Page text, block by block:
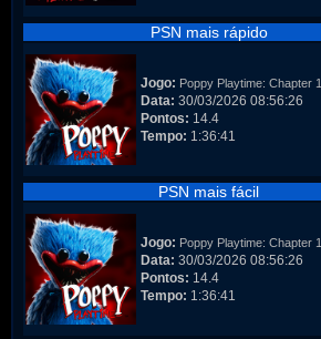
PSN mais rápido
Jogo: Poppy Playtime: Chapter 1
Data: 30/03/2026 08:56:26
Pontos: 14.4
Tempo: 1:36:41
PSN mais fácil
Jogo: Poppy Playtime: Chapter 1
Data: 30/03/2026 08:56:26
Pontos: 14.4
Tempo: 1:36:41